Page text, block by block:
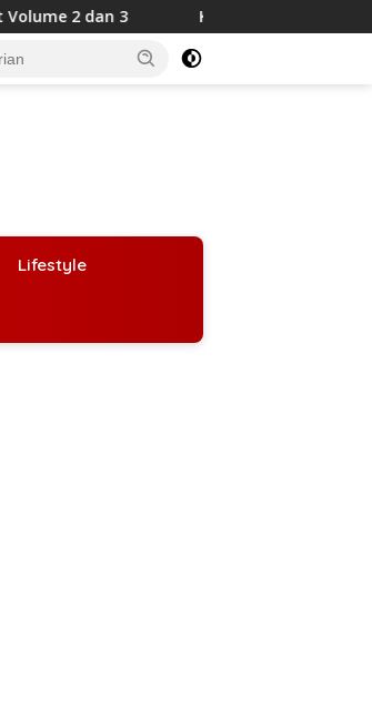
KPK Geledah 3 Lokasi di Bengkulu,
Lifestyle